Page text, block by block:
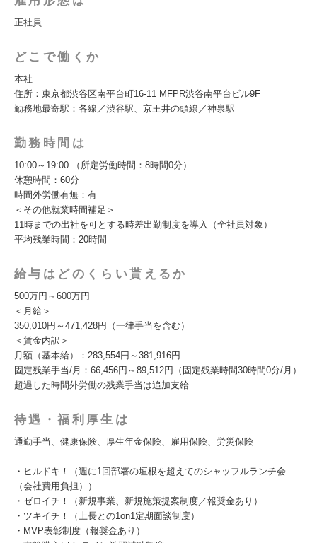
正社員
どこで働くか
本社
住所：東京都渋谷区南平台町16-11 MFPR渋谷南平台ビル9F
勤務地最寄駅：各線／渋谷駅、京王井の頭線／神泉駅
勤務時間は
10:00～19:00 （所定労働時間：8時間0分）
休憩時間：60分
時間外労働有無：有
＜その他就業時間補足＞
11時までの出社を可とする時差出勤制度を導入（全社員対象）
平均残業時間：20時間
給与はどのくらい貰えるか
500万円～600万円
＜月給＞
350,010円～471,428円（一律手当を含む）
＜賃金内訳＞
月額（基本給）：283,554円～381,916円
固定残業手当/月：66,456円～89,512円（固定残業時間30時間0分/月）
超過した時間外労働の残業手当は追加支給
待遇・福利厚生は
通勤手当、健康保険、厚生年金保険、雇用保険、労災保険
・ヒルドキ！（週に1回部署の垣根を超えてのシャッフルランチ会
（会社費用負担））
・ゼロイチ！（新規事業、新規施策提案制度／報奨金あり）
・ツキイチ！（上長との1on1定期面談制度）
・MVP表彰制度（報奨金あり）